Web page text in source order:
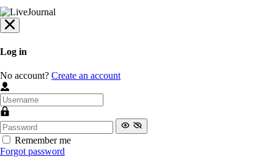
Log in
No account? Create an account
Remember me
Forgot password